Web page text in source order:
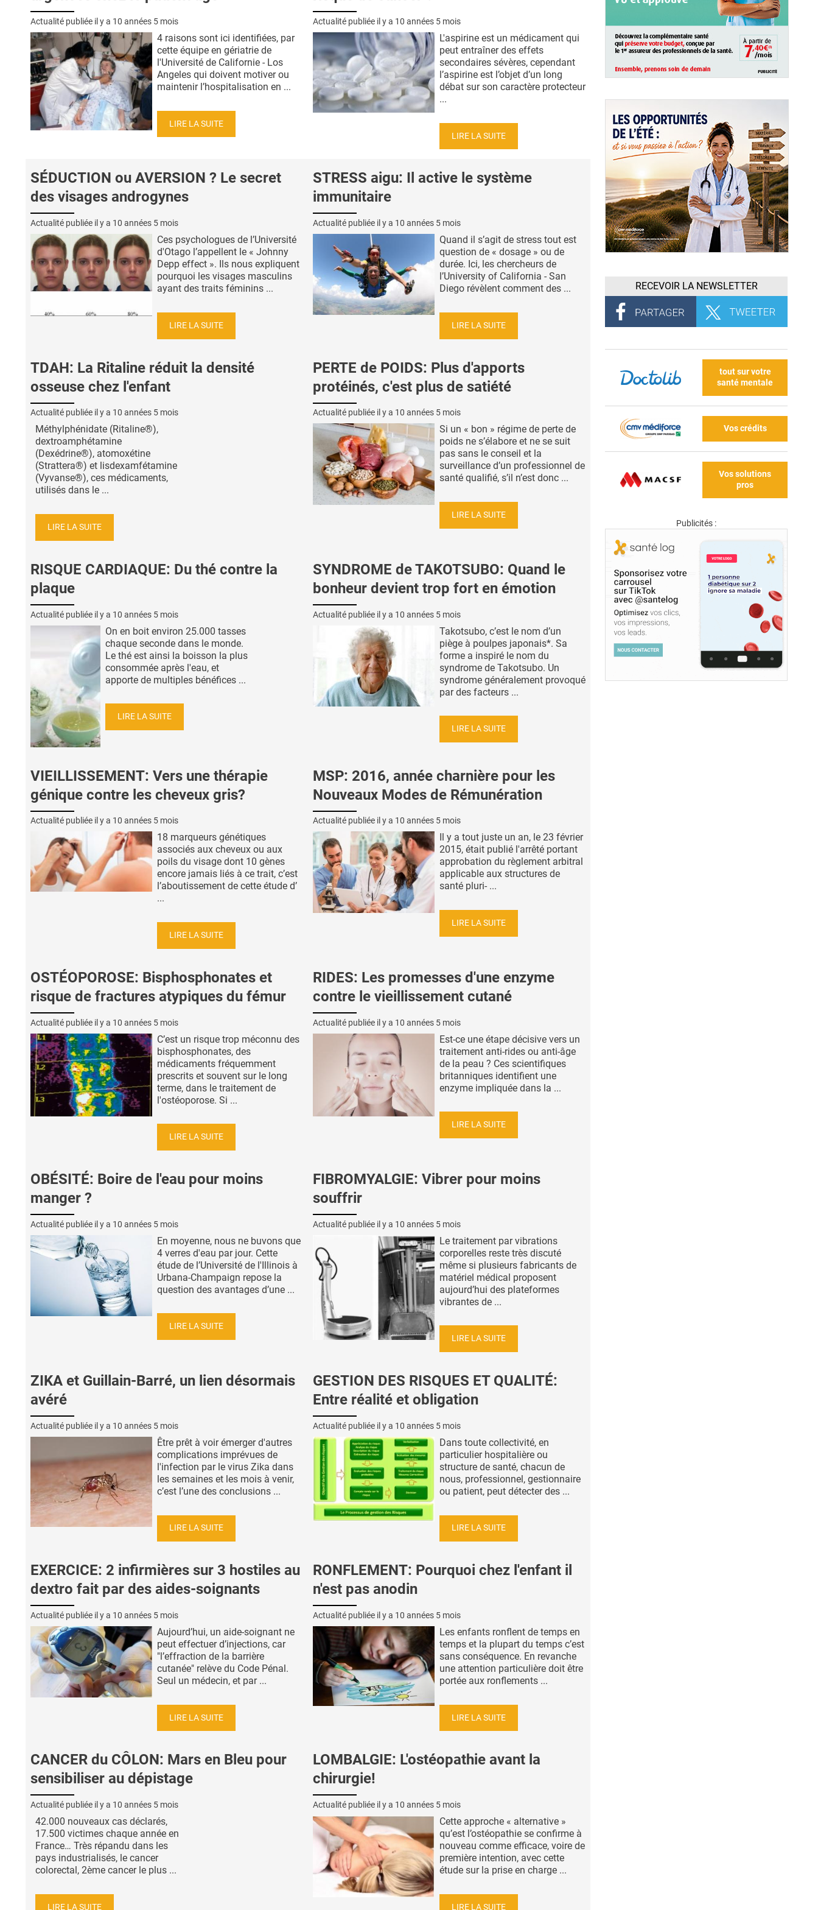
Actualité publiée il y a 10 années 5 mois
4 raisons sont ici identifiées, par
cette équipe en gériatrie de
l'Université de Californie - Los
Angeles qui doivent motiver ou
maintenir l’hospitalisation en ...
LIRE LA SUITE
Actualité publiée il y a 10 années 5 mois
L'aspirine est un médicament qui
peut entraîner des effets
secondaires sévères, cependant
l’aspirine est l’objet d’un long
débat sur son caractère protecteur
...
LIRE LA SUITE
SÉDUCTION ou AVERSION ? Le secret
des visages androgynes
Actualité publiée il y a 10 années 5 mois
Ces psychologues de l’Université
d'Otago l’appellent le « Johnny
Depp effect ». Ils nous expliquent
pourquoi les visages masculins
ayant des traits féminins ...
LIRE LA SUITE
STRESS aigu: Il active le système
immunitaire
Actualité publiée il y a 10 années 5 mois
Quand il s’agit de stress tout est
question de « dosage » ou de
durée. Ici, les chercheurs de
l’University of California - San
Diego révèlent comment des ...
LIRE LA SUITE
TDAH: La Ritaline réduit la densité
osseuse chez l'enfant
Actualité publiée il y a 10 années 5 mois
Méthylphénidate (Ritaline®),
dextroamphétamine
(Dexédrine®), atomoxétine
(Strattera®) et lisdexamfétamine
(Vyvanse®), ces médicaments,
utilisés dans le ...
LIRE LA SUITE
PERTE de POIDS: Plus d'apports
protéinés, c'est plus de satiété
Actualité publiée il y a 10 années 5 mois
Si un « bon » régime de perte de
poids ne s’élabore et ne se suit
pas sans le conseil et la
surveillance d’un professionnel de
santé qualifié, s’il n’est donc ...
LIRE LA SUITE
RISQUE CARDIAQUE: Du thé contre la
plaque
Actualité publiée il y a 10 années 5 mois
On en boit environ 25.000 tasses
chaque seconde dans le monde.
Le thé est ainsi la boisson la plus
consommée après l'eau, et
apporte de multiples bénéfices ...
LIRE LA SUITE
SYNDROME de TAKOTSUBO: Quand le
bonheur devient trop fort en émotion
Actualité publiée il y a 10 années 5 mois
Takotsubo, c’est le nom d’un
piège à poulpes japonais*. Sa
forme a inspiré le nom du
syndrome de Takotsubo. Un
syndrome généralement provoqué
par des facteurs ...
LIRE LA SUITE
VIEILLISSEMENT: Vers une thérapie
génique contre les cheveux gris?
Actualité publiée il y a 10 années 5 mois
18 marqueurs génétiques
associés aux cheveux ou aux
poils du visage dont 10 gènes
encore jamais liés à ce trait, c’est
l’aboutissement de cette étude d’
...
LIRE LA SUITE
MSP: 2016, année charnière pour les
Nouveaux Modes de Rémunération
Actualité publiée il y a 10 années 5 mois
Il y a tout juste un an, le 23 février
2015, était publié l'arrêté portant
approbation du règlement arbitral
applicable aux structures de
santé pluri- ...
LIRE LA SUITE
OSTÉOPOROSE: Bisphosphonates et
risque de fractures atypiques du fémur
Actualité publiée il y a 10 années 5 mois
C’est un risque trop méconnu des
bisphosphonates, des
médicaments fréquemment
prescrits et souvent sur le long
terme, dans le traitement de
l'ostéoporose. Si ...
LIRE LA SUITE
RIDES: Les promesses d'une enzyme
contre le vieillissement cutané
Actualité publiée il y a 10 années 5 mois
Est-ce une étape décisive vers un
traitement anti-rides ou anti-âge
de la peau ? Ces scientifiques
britanniques identifient une
enzyme impliquée dans la ...
LIRE LA SUITE
OBÉSITÉ: Boire de l'eau pour moins
manger ?
Actualité publiée il y a 10 années 5 mois
En moyenne, nous ne buvons que
4 verres d'eau par jour. Cette
étude de l’Université de l'Illinois à
Urbana-Champaign repose la
question des avantages d’une ...
LIRE LA SUITE
FIBROMYALGIE: Vibrer pour moins
souffrir
Actualité publiée il y a 10 années 5 mois
Le traitement par vibrations
corporelles reste très discuté
même si plusieurs fabricants de
matériel médical proposent
aujourd’hui des plateformes
vibrantes de ...
LIRE LA SUITE
ZIKA et Guillain-Barré, un lien désormais
avéré
Actualité publiée il y a 10 années 5 mois
Être prêt à voir émerger d'autres
complications imprévues de
l'infection par le virus Zika dans
les semaines et les mois à venir,
c’est l’une des conclusions ...
LIRE LA SUITE
GESTION DES RISQUES ET QUALITÉ:
Entre réalité et obligation
Actualité publiée il y a 10 années 5 mois
Dans toute collectivité, en
particulier hospitalière ou
structure de santé, chacun de
nous, professionnel, gestionnaire
ou patient, peut détecter des ...
LIRE LA SUITE
EXERCICE: 2 infirmières sur 3 hostiles au
dextro fait par des aides-soignants
Actualité publiée il y a 10 années 5 mois
Aujourd’hui, un aide-soignant ne
peut effectuer d’injections, car
"l’effraction de la barrière
cutanée" relève du Code Pénal.
Seul un médecin, et par ...
LIRE LA SUITE
RONFLEMENT: Pourquoi chez l'enfant il
n'est pas anodin
Actualité publiée il y a 10 années 5 mois
Les enfants ronflent de temps en
temps et la plupart du temps c’est
sans conséquence. En revanche
une attention particulière doit être
portée aux ronflements ...
LIRE LA SUITE
CANCER du CÔLON: Mars en Bleu pour
sensibiliser au dépistage
Actualité publiée il y a 10 années 5 mois
42.000 nouveaux cas déclarés,
17.500 victimes chaque année en
France… Très répandu dans les
pays industrialisés, le cancer
colorectal, 2ème cancer le plus ...
LIRE LA SUITE
LOMBALGIE: L'ostéopathie avant la
chirurgie!
Actualité publiée il y a 10 années 5 mois
Cette approche « alternative »
qu’est l’ostéopathie se confirme à
nouveau comme efficace, voire de
première intention, avec cette
étude sur la prise en charge ...
LIRE LA SUITE
RECEVOIR LA NEWSLETTER
tout sur votre
santé mentale
Vos crédits
Vos solutions
pros
Publicités :